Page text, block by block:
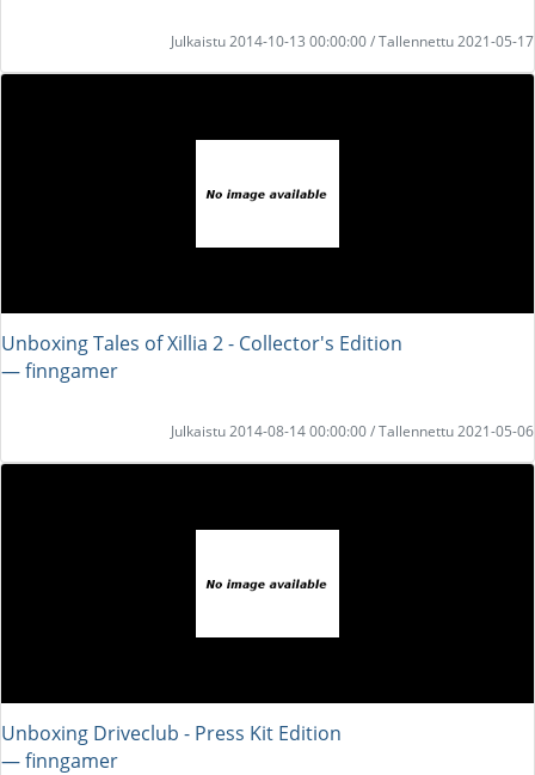
Julkaistu 2014-10-13 00:00:00 / Tallennettu 2021-05-17
Unboxing Tales of Xillia 2 - Collector's Edition
― finngamer
Julkaistu 2014-08-14 00:00:00 / Tallennettu 2021-05-06
Unboxing Driveclub - Press Kit Edition
― finngamer